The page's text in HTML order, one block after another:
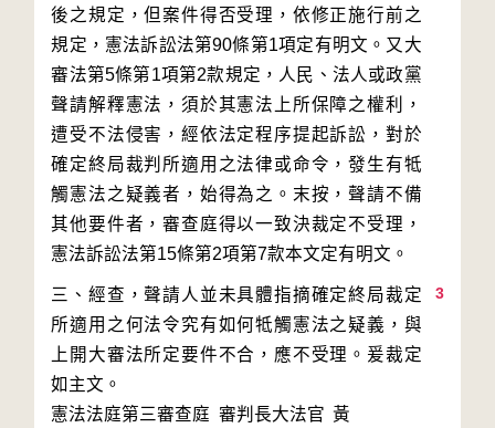
後之規定，但案件得否受理，依修正施行前之
規定，憲法訴訟法第90條第1項定有明文。又大
審法第5條第1項第2款規定，人民、法人或政黨
聲請解釋憲法，須於其憲法上所保障之權利，
遭受不法侵害，經依法定程序提起訴訟，對於
確定終局裁判所適用之法律或命令，發生有牴
觸憲法之疑義者，始得為之。末按，聲請不備
其他要件者，審查庭得以一致決裁定不受理，
3
三、經查，聲請人並未具體指摘確定終局裁定
所適用之何法令究有如何牴觸憲法之疑義，與
上開大審法所定要件不合，應不受理。爰裁定
如主文。
憲法法庭第三審查庭 審判長大法官 黃